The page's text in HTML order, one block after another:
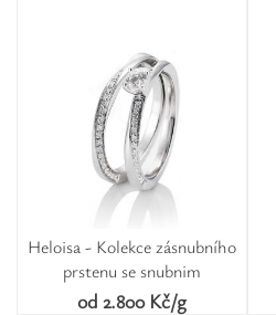
Heloisa - Kolekce zásnubního
prstenu se snubnim
od 2.800 Kč/g